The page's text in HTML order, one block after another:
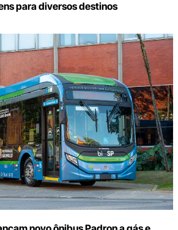
para diversos destinos